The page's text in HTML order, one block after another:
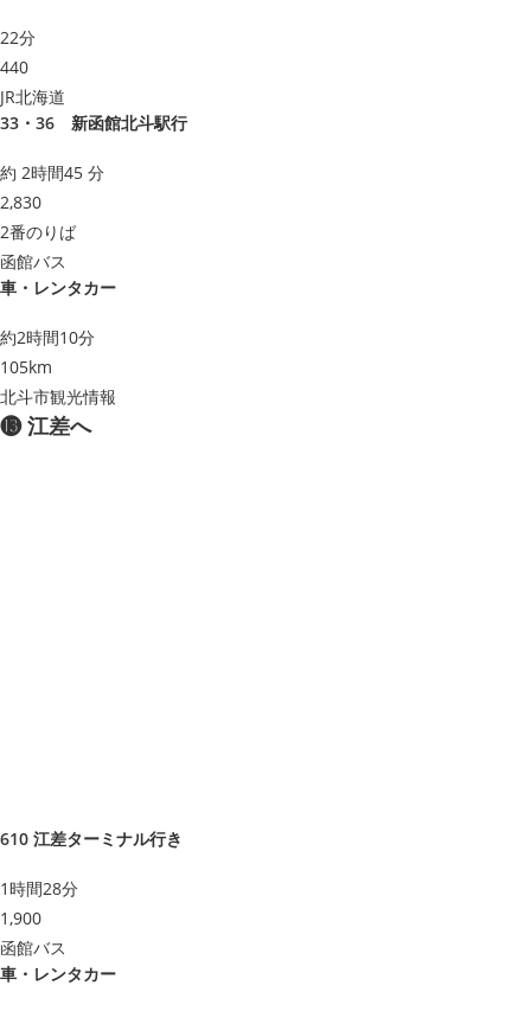
22分
440
JR北海道
33・36 新函館北斗駅行
約 2時間45 分
2,830
2番のりば
函館バス
車・レンタカー
約2時間10分
105km
北斗市観光情報
⓭ 江差へ
610 江差ターミナル行き
1時間28分
1,900
函館バス
車・レンタカー